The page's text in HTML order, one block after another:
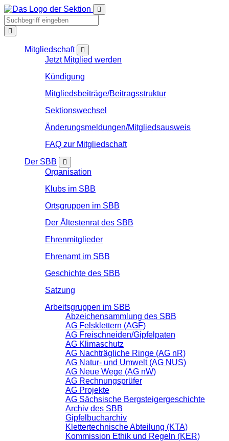
Mitgliedschaft
Jetzt Mitglied werden
Kündigung
Mitgliedsbeiträge/Beitragsstruktur
Sektionswechsel
Änderungsmeldungen/Mitgliedsausweis
FAQ zur Mitgliedschaft
Der SBB
Organisation
Klubs im SBB
Ortsgruppen im SBB
Der Ältestenrat des SBB
Ehrenmitglieder
Ehrenamt im SBB
Geschichte des SBB
Satzung
Arbeitsgruppen im SBB
Abzeichensammlung des SBB
AG Felsklettern (AGF)
AG Freischneiden/Gipfelpaten
AG Klimaschutz
AG Nachträgliche Ringe (AG nR)
AG Natur- und Umwelt (AG NUS)
AG Neue Wege (AG nW)
AG Rechnungsprüfer
AG Projekte
AG Sächsische Bergsteigergeschichte
Archiv des SBB
Gipfelbucharchiv
Klettertechnische Abteilung (KTA)
Kommission Ethik und Regeln (KER)